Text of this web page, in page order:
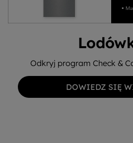
Odkryj program Check &
DOWIEDZ SIĘ